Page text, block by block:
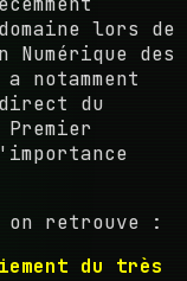
lors de
des
du
on retrouve :
du très